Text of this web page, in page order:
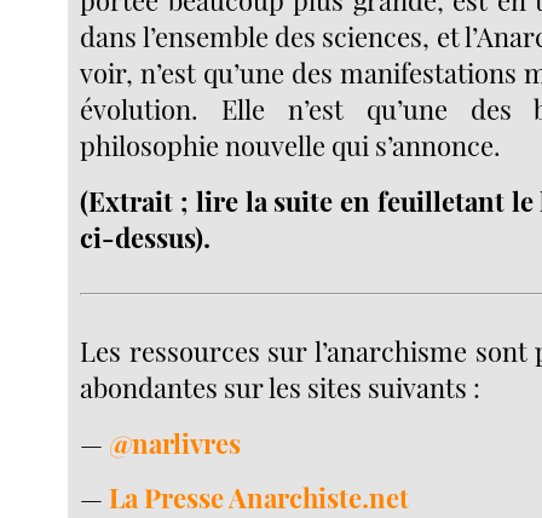
dans l’ensemble des sciences, et
voir, n’est qu’une des manifestations
évolution. Elle n’est qu’une des
philosophie nouvelle qui s’annonce.
(Extrait ; lire la suite en feuilletant
ci-dessus).
Les ressources sur l’anarchisme
abondantes sur les sites suivants :
— @narlivres
—La Presse Anarchiste.net